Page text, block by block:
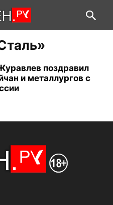
поздравил
и металлургов с